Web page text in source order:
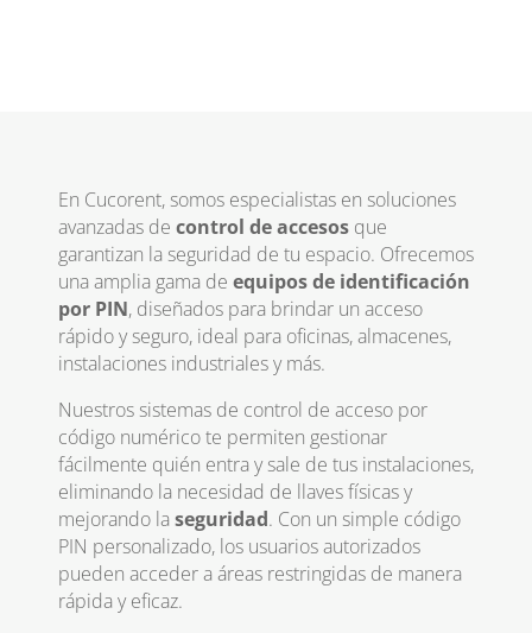
En Cucorent, somos especialistas en soluciones
avanzadas de control de accesosque
garantizan la seguridad de tu espacio. Ofrecemos
una amplia gama de equipos de identificación
por PIN, diseñados para brindar un acceso
rápido y seguro, ideal para oficinas, almacenes,
instalaciones industriales y más.
Nuestros sistemas de control de acceso por
código numérico te permiten gestionar
fácilmente quién entra y sale de tus instalaciones,
eliminando la necesidad de llaves físicas y
mejorando laseguridad. Con un simple código
PIN personalizado, los usuarios autorizados
pueden acceder a áreas restringidas de manera
rápida y eficaz.